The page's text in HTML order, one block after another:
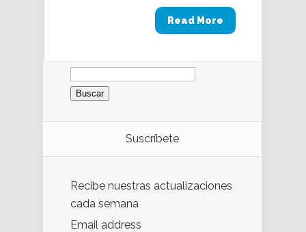
Read More
Buscar:
Suscríbete
Recibe nuestras actualizaciones
cada semana
Email address